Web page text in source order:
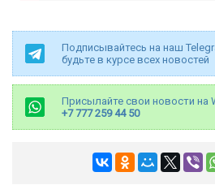
Подписывайтесь на наш
будьте в курсе всех новостей
Присылайте свои новости на
+7 777 259 44 50